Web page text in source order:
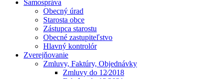
Samospráva
Obecný úrad
Starosta obce
Zástupca starostu
Obecné zastupiteľstvo
Hlavný kontrolór
Zverejňovanie
Zmluvy, Faktúry, Objednávky
Zmluvy do 12⁄2018